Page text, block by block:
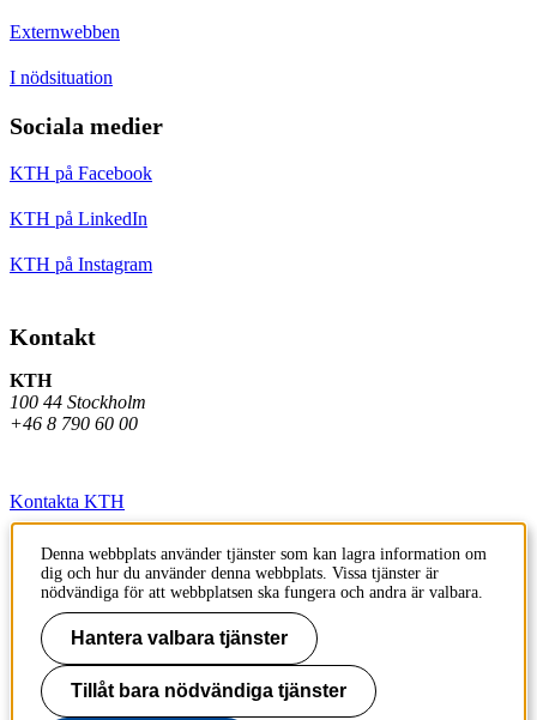
Externwebben
I nödsituation
Sociala medier
KTH på Facebook
KTH på LinkedIn
KTH på Instagram
Kontakt
KTH
100 44 Stockholm
+46 8 790 60 00
Kontakta KTH
Jobba på KTH
Press och media
Faktura och betalning KTH
Om KTH:s webbplatser
Denna webbplats använder tjänster som kan lagra information om
dig och hur du använder denna webbplats. Vissa tjänster är
nödvändiga för att webbplatsen ska fungera och andra är valbara.
Hantera valbara tjänster
Tillåt bara nödvändiga tjänster